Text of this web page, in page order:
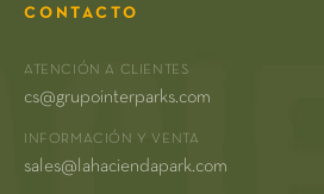
CONTACTO
ATENCIÓN A CLIENTES
cs@grupointerparks.com
INFORMACIÓN Y VENTA
sales@lahaciendapark.com